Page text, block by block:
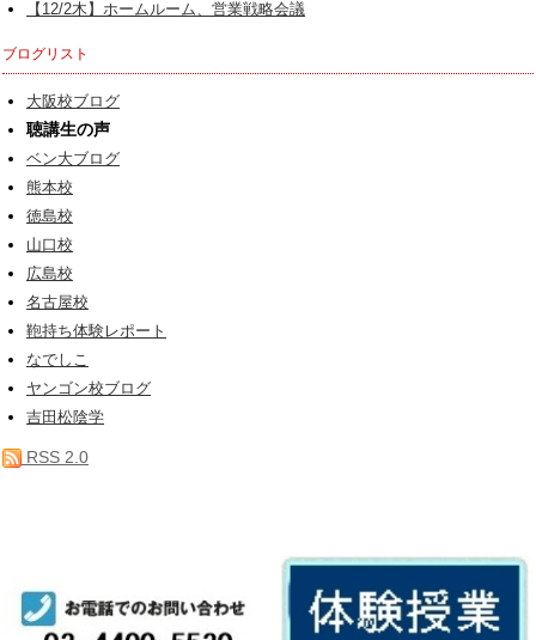
【12/2木】ホームルーム、営業戦略会議
ブログリスト
大阪校ブログ
聴講生の声
ベン大ブログ
熊本校
徳島校
山口校
広島校
名古屋校
鞄持ち体験レポート
なでしこ
ヤンゴン校ブログ
吉田松陰学
RSS 2.0